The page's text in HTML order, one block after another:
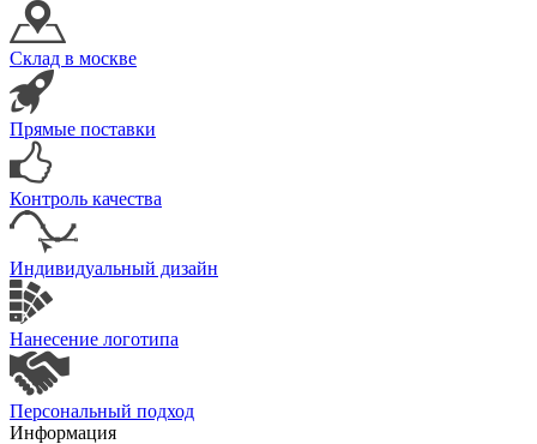
Склад в москве
Прямые поставки
Контроль качества
Индивидуальный дизайн
Нанесение логотипа
Персональный подход
Информация